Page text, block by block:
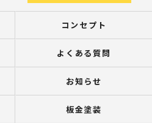
コンセプト
よくある質問
お知らせ
板金塗装